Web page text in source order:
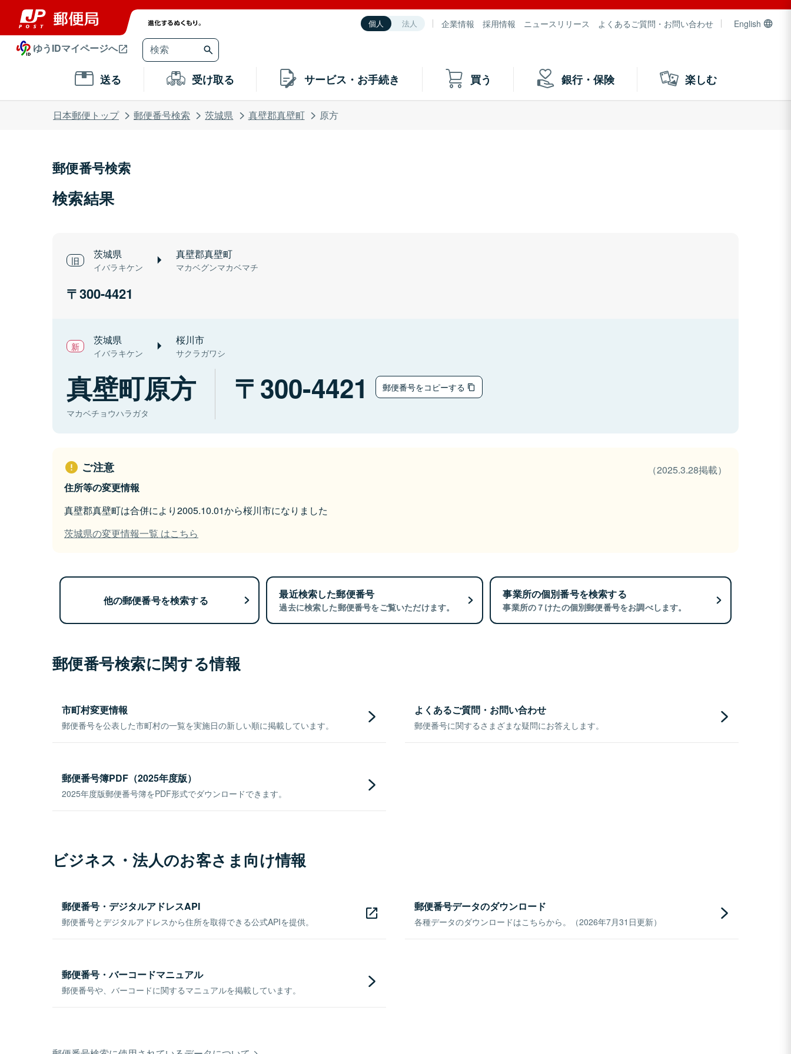
個人 法人 企業情報 採用情報 ニュースリリース よくあるご質問・お問い合わせ English
ゆうIDマイページへ
送る 受け取る サービス・お手続き 買う 銀行・保険 楽しむ
日本郵便トップ 郵便番号検索 茨城県 真壁郡真壁町 原方
郵便番号検索
検索結果
茨城県
イバラキケン
真壁郡真壁町
マカベグンマカベマチ
300-4421
茨城県
イバラキケン
桜川市
サクラガワシ
真壁町原方
マカベチョウハラガタ
300-4421 郵便番号をコピーする
ご注意
（2025.3.28掲載）
住所等の変更情報
真壁郡真壁町は合併により2005.10.01から桜川市になりました
茨城県の変更情報一覧 はこちら
他の郵便番号を検索する 最近検索した郵便番号
過去に検索した郵便番号をご覧いただけます。
事業所の個別番号を検索する
事業所の７けたの個別郵便番号をお調べします。
郵便番号検索に関する情報
市町村変更情報
郵便番号を公表した市町村の一覧を実施日の新しい順に掲載しています。
よくあるご質問・お問い合わせ
郵便番号に関するさまざまな疑問にお答えします。
郵便番号簿PDF（2025年度版）
2025年度版郵便番号簿をPDF形式でダウンロードできます。
ビジネス・法人のお客さま向け情報
郵便番号・デジタルアドレスAPI
郵便番号とデジタルアドレスから住所を取得できる公式APIを提供。
郵便番号データのダウンロード
各種データのダウンロードはこちらから。（2026年7月31日更新）
郵便番号・バーコードマニュアル
郵便番号や、バーコードに関するマニュアルを掲載しています。